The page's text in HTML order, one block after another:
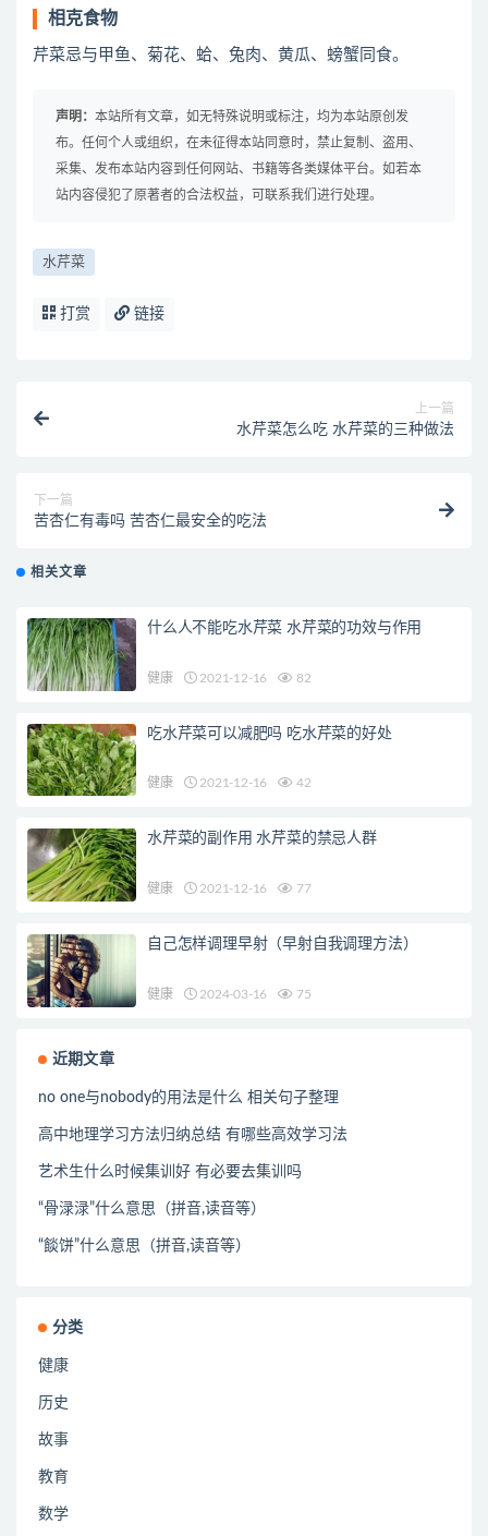
相克食物
芹菜忌与甲鱼、菊花、蛤、兔肉、黄瓜、螃蟹同食。
声明： 本站所有文章，如无特殊说明或标注，均为本站原创发
布。任何个人或组织，在未征得本站同意时，禁止复制、盗用、
采集、发布本站内容到任何网站、书籍等各类媒体平台。如若本
站内容侵犯了原著者的合法权益，可联系我们进行处理。
水芹菜
打赏 链接
上一篇
水芹菜怎么吃 水芹菜的三种做法
下一篇
苦杏仁有毒吗 苦杏仁最安全的吃法
相关文章
什么人不能吃水芹菜 水芹菜的功效与作用
健康 2021-12-16 82
吃水芹菜可以减肥吗 吃水芹菜的好处
健康 2021-12-16 42
水芹菜的副作用 水芹菜的禁忌人群
健康 2021-12-16 77
自己怎样调理早射（早射自我调理方法）
健康 2024-03-16 75
近期文章
no one与nobody的用法是什么 相关句子整理
高中地理学习方法归纳总结 有哪些高效学习法
艺术生什么时候集训好 有必要去集训吗
“骨渌渌”什么意思（拼音,读音等）
“餤饼”什么意思（拼音,读音等）
分类
健康
历史
故事
教育
数学